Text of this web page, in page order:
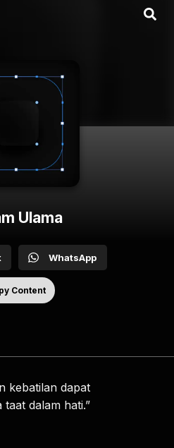
Ulama
WhatsApp
Content
kebatilan dapat
dalam hati.”